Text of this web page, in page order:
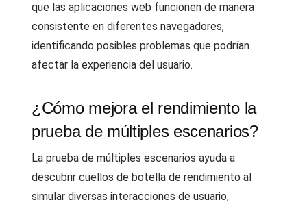
que las aplicaciones web funcionen de manera
consistente en diferentes navegadores,
identificando posibles problemas que podrían
afectar la experiencia del usuario.
¿Cómo mejora el rendimiento la
prueba de múltiples escenarios?
La prueba de múltiples escenarios ayuda a
descubrir cuellos de botella de rendimiento al
simular diversas interacciones de usuario,